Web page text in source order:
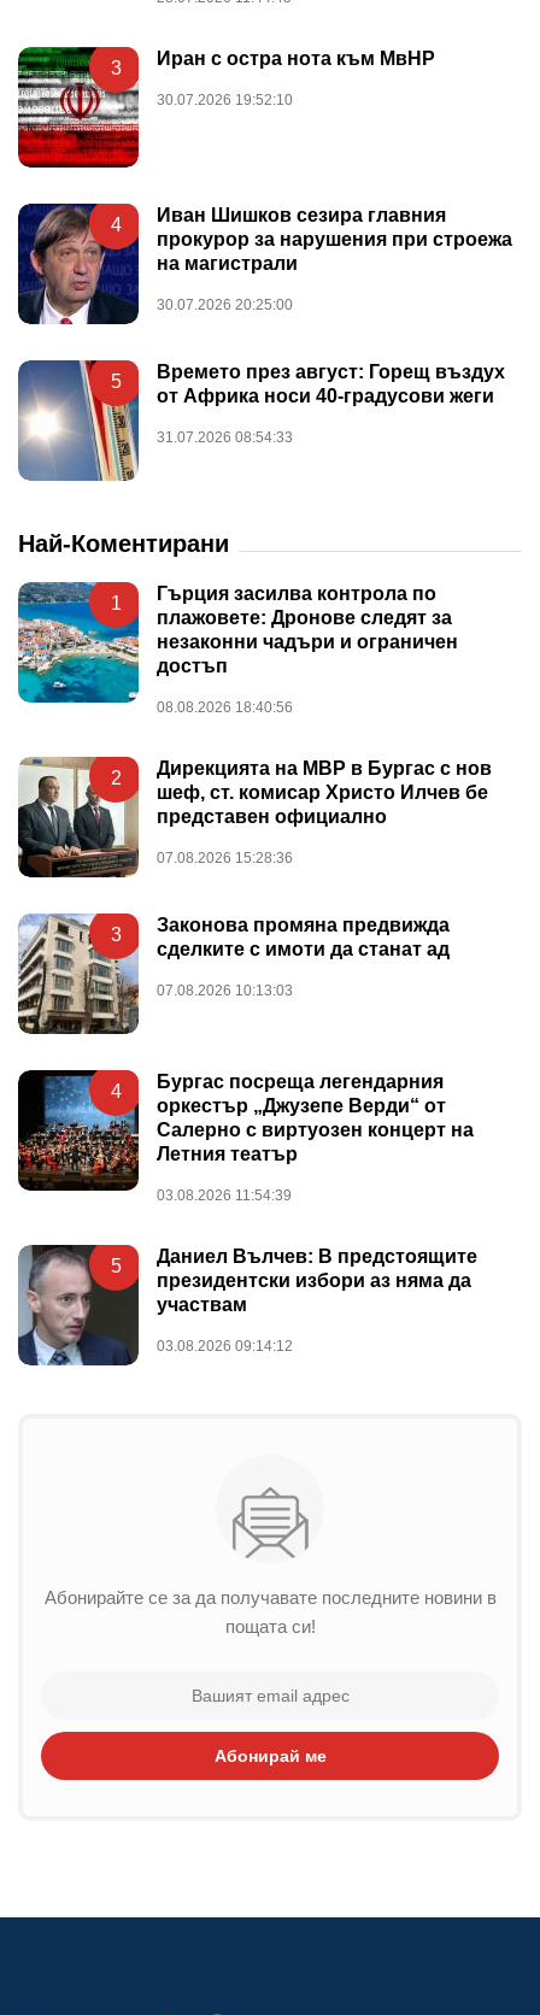
3 Иран с остра нота към МвНР
30.07.2026 19:52:10
4
Иван Шишков сезира главния
прокурор за нарушения при строежа
на магистрали
30.07.2026 20:25:00
5
Времето през август: Горещ въздух
от Африка носи 40-градусови жеги
31.07.2026 08:54:33
Най-Коментирани
1
Гърция засилва контрола по
плажовете: Дронове следят за
незаконни чадъри и ограничен
достъп
08.08.2026 18:40:56
2
Дирекцията на МВР в Бургас с нов
шеф, ст. комисар Христо Илчев бе
представен официално
07.08.2026 15:28:36
3
Законова промяна предвижда
сделките с имоти да станат ад
07.08.2026 10:13:03
4
Бургас посреща легендарния
оркестър „Джузепе Верди“ от
Салерно с виртуозен концерт на
Летния театър
03.08.2026 11:54:39
5
Даниел Вълчев: В предстоящите
президентски избори аз няма да
участвам
03.08.2026 09:14:12
Абонирайте се за да получавате последните новини в
пощата си!
Абонирай ме